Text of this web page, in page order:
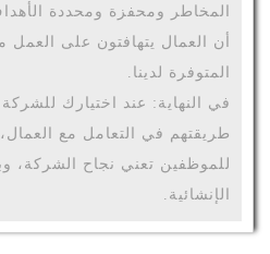
المخاطر ومحفزة ومحددة
أن العمال يتهافتون على العمل
المتوفرة لدينا.
في النهاية: عند اختيارك للشركة
طريقتهم في التعامل مع
للموظفين تعني نجاح الشركة،
الإنشائية.